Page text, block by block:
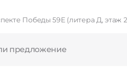
(литера Д, этаж 2) мы творим красоту с 2016
предложение